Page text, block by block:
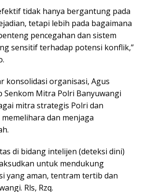
tidak hanya bergantung pada
tetapi lebih pada bagaimana
pencegahan dan sistem
sensitif terhadap potensi konflik,”
konsolidasi organisasi, Agus
Senkom Mitra Polri Banyuwangi
mitra strategis Polri dan
dan menjaga
di bidang intelijen (deteksi dini)
untuk mendukung
yang aman, tentram tertib dan
Rls, Rzq.